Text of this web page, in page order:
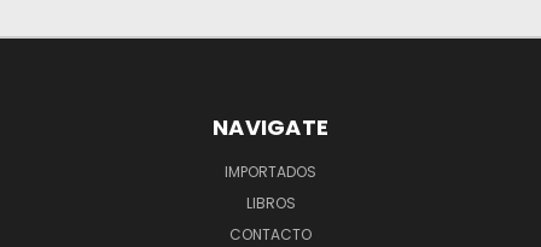
NAVIGATE
IMPORTADOS
LIBROS
CONTACTO